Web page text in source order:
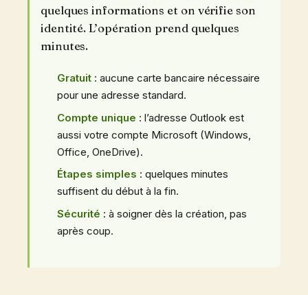
quelques informations et on vérifie son
identité. L’opération prend quelques
minutes.
Gratuit : aucune carte bancaire nécessaire
pour une adresse standard.
Compte unique : l’adresse Outlook est
aussi votre compte Microsoft (Windows,
Office, OneDrive).
Étapes simples : quelques minutes
suffisent du début à la fin.
Sécurité : à soigner dès la création, pas
après coup.